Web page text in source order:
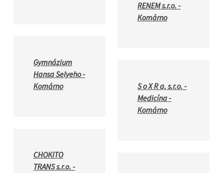
Gymnázium
Hansa Selyeho -
Komárno
CHOKITO
TRANS s.r.o. -
RENEM s.r.o. -
Komárno
S o X R a, s.r.o. -
Medicína -
Komárno